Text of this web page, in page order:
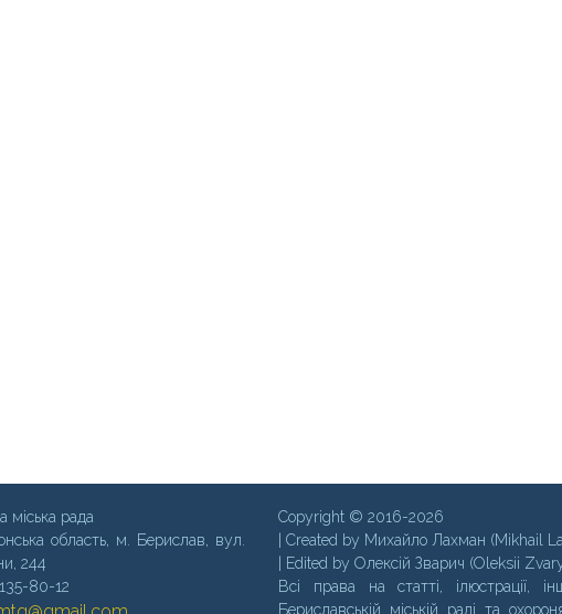
міська рада
область, м. Бериcлав, вул.
244
80-12
Copyright © 2016-2026
| Created by Михайло Лахман (Mikhail
| Edited by Олексій Зварич (Oleksii
Всі права на статті, ілюстрації,
Бериславській міській раді та